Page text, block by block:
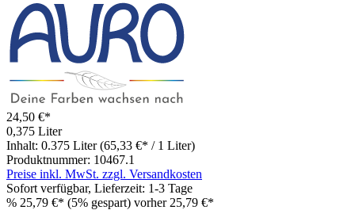
24,50 €*
0,375 Liter
Inhalt: 0.375 Liter (65,33 €* / 1 Liter)
Produktnummer: 10467.1
Preise inkl. MwSt. zzgl. Versandkosten
Sofort verfügbar, Lieferzeit: 1-3 Tage
% 25,79 €* (5% gespart) vorher 25,79 €*